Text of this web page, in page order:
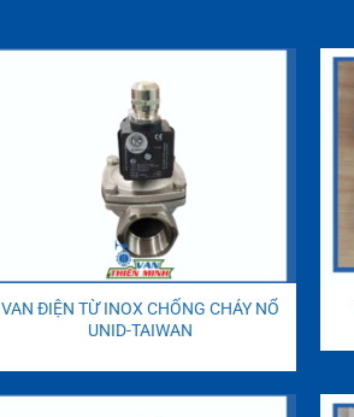
VAN ĐIỆN TỪ INOX CHỐNG CHÁY NỔ
UNID-TAIWAN